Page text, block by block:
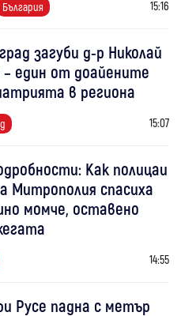
България 15:16
загуби д-р Николай
– един от доайените
в региона
15:07
Как полицаи
Митрополия спасиха
момче, оставено
14:55
Русе падна с метър